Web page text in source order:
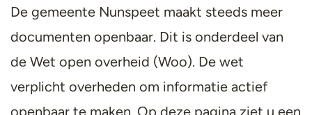
De gemeente Nunspeet maakt steeds meer
documenten openbaar. Dit is onderdeel van
de Wet open overheid (Woo). De wet
verplicht overheden om informatie actief
openbaar te maken. Op deze pagina ziet u een